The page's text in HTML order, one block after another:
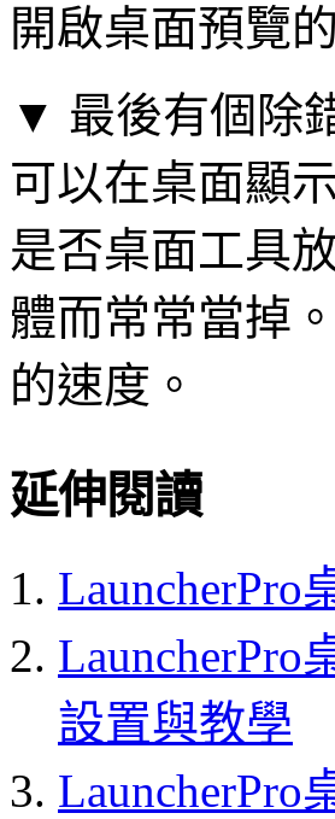
開啟桌面預覽
▼ 最後有個除
可以在桌面顯
是否桌面工具
體而常常當掉
的速度。
延伸閱讀
設置與教學